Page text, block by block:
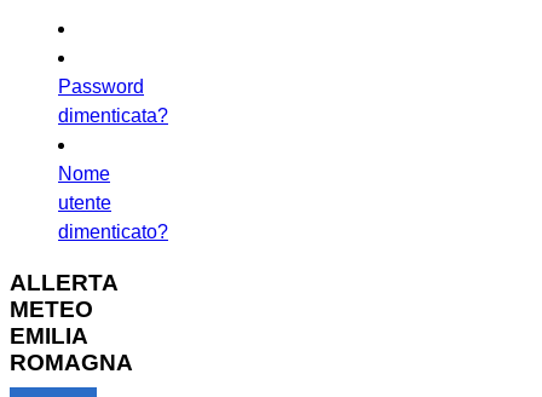
Password
dimenticata?
Nome
utente
dimenticato?
ALLERTA
METEO
EMILIA
ROMAGNA